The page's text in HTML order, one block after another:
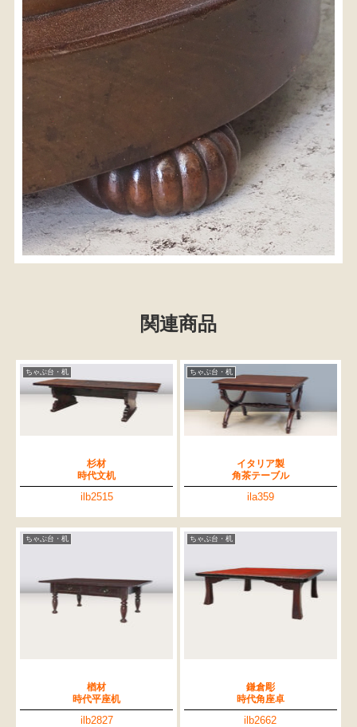
関連商品
ちゃぶ台・机
杉材
時代文机
ilb2515
ちゃぶ台・机
イタリア製
角茶テーブル
ila359
ちゃぶ台・机
楢材
時代平座机
ilb2827
ちゃぶ台・机
鎌倉彫
時代角座卓
ilb2662